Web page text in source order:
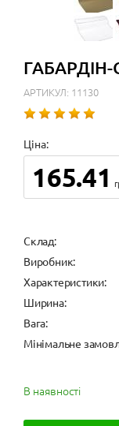
ГАБАРДІН-
АРТИКУЛ: 11130
Ціна:
165.41
Cклад:
Виробник:
Характеристики:
Ширина:
Вага:
Мінімальне
В наявності